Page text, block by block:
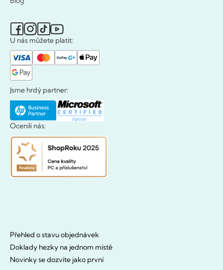
U nás můžete platit:
Jsme hrdý partner:
Ocenili nás:
Přehled o stavu objednávek
Doklady hezky na jednom místě
Novinky se dozvíte jako první